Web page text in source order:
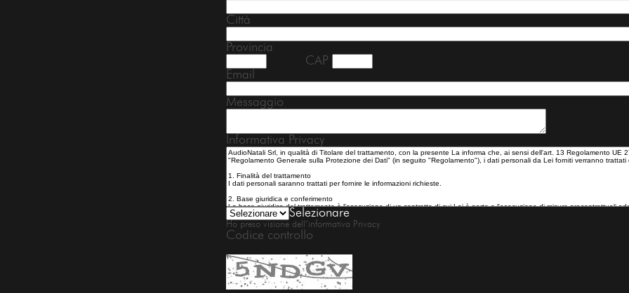
Città
Provincia
CAP
Email
Messaggio
Informativa Privacy
Selezionare
Ho preso visione dell’informativa Privacy
Codice controllo